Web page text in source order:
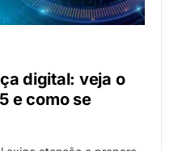
digital: veja o
e como se